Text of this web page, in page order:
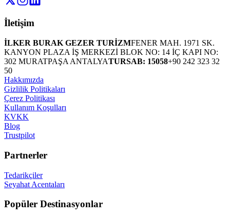
İletişim
İLKER BURAK GEZER TURİZMFENER MAH. 1971 SK.
KANYON PLAZA İŞ MERKEZİ BLOK NO: 14 İÇ KAPI NO:
302 MURATPAŞA ANTALYATURSAB: 15058+90 242 323 32
50
Hakkımızda
Gizlilik Politikaları
Çerez Politikası
Kullanım Koşulları
KVKK
Blog
Trustpilot
Partnerler
Tedarikçiler
Seyahat Acentaları
Popüler Destinasyonlar